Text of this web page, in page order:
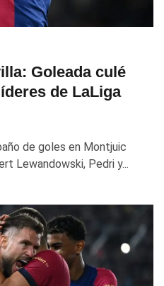
Goleada culé
de LaLiga
de goles en Montjuic
Lewandowski, Pedri y...